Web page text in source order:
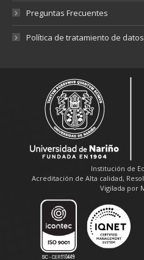
Preguntas Frecuentes
Política de tratamiento de
Institución de
Acreditación de Alta calidad,
Vigilada por